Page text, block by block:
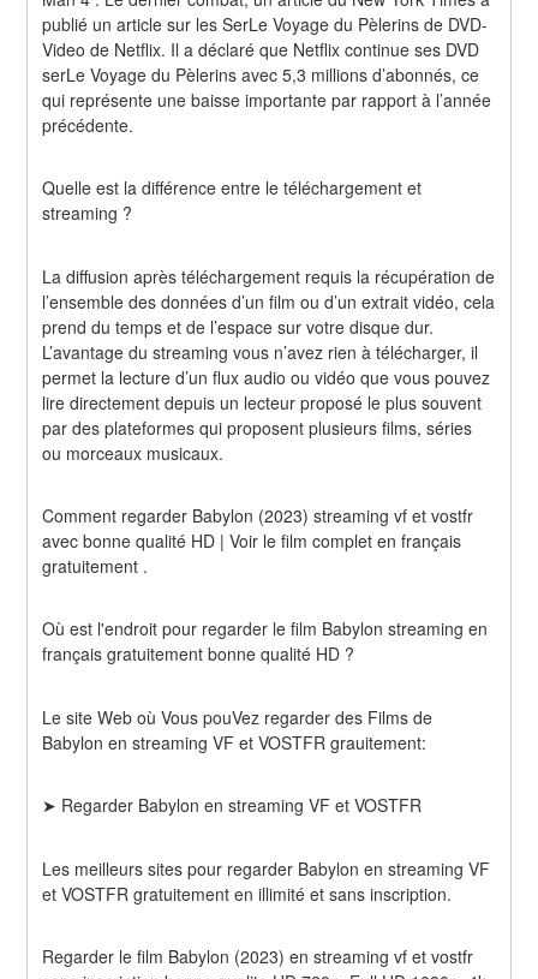
publié un article sur les SerLe Voyage du Pèlerins de DVD-
Video de Netflix. Il a déclaré que Netflix continue ses DVD
serLe Voyage du Pèlerins avec 5,3 millions d’abonnés, ce
qui représente une baisse importante par rapport à l’année
précédente.
Quelle est la différence entre le téléchargement et
streaming ?
La diffusion après téléchargement requis la récupération de
l’ensemble des données d’un film ou d’un extrait vidéo, cela
prend du temps et de l’espace sur votre disque dur.
L’avantage du streaming vous n’avez rien à télécharger, il
permet la lecture d’un flux audio ou vidéo que vous pouvez
lire directement depuis un lecteur proposé le plus souvent
par des plateformes qui proposent plusieurs films, séries
ou morceaux musicaux.
Comment regarder Babylon (2023) streaming vf et vostfr
avec bonne qualité HD | Voir le film complet en français
gratuitement .
Où est l'endroit pour regarder le film Babylon streaming en
français gratuitement bonne qualité HD ?
Le site Web où Vous pouVez regarder des Films de
Babylon en streaming VF et VOSTFR grauitement:
➤ Regarder Babylon en streaming VF et VOSTFR
Les meilleurs sites pour regarder Babylon en streaming VF
et VOSTFR gratuitement en illimité et sans inscription.
Regarder le film Babylon (2023) en streaming vf et vostfr